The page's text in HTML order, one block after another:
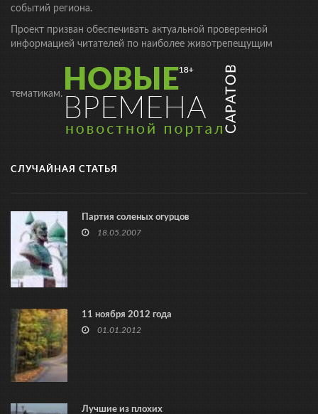
событий региона.
Проект призван обеспечивать актуальной проверенной
информацией читателей по наиболее животрепещущим
тематикам.
СЛУЧАЙНАЯ СТАТЬЯ
Партия соленых огурцов
18.05.2007
11 ноября 2012 года
01.01.2012
Лучшие из плохих